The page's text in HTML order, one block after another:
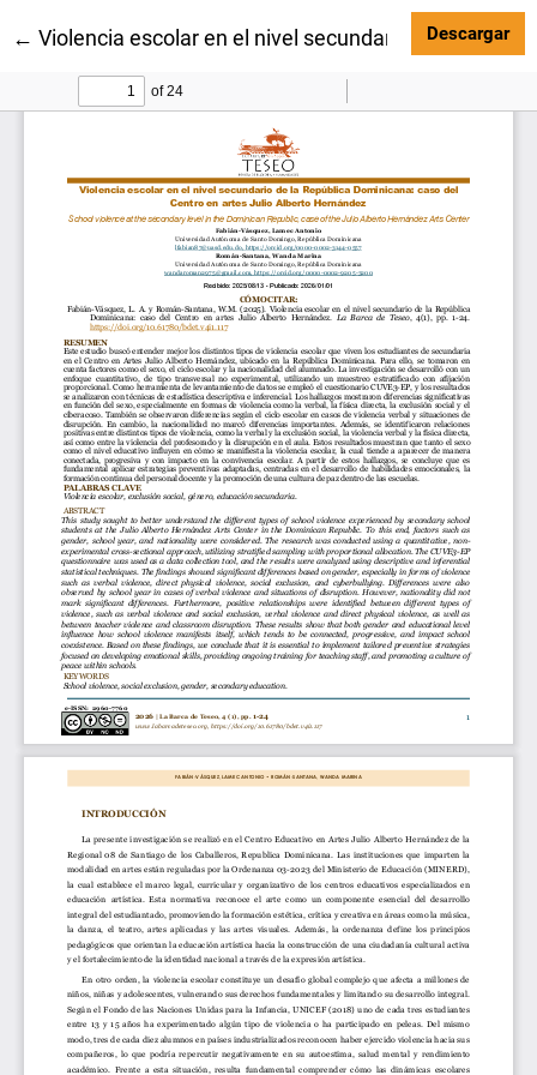
← Volver a los detalles del artículo
Violencia escolar en el nivel secundario de laDescargar